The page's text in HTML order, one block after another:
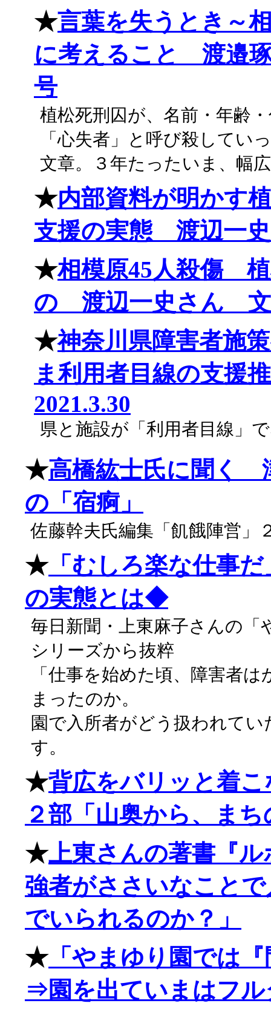
★言葉を失うとき～
に考えること 渡邉
号
植松死刑囚が、名前・年齢
「心失者」と呼び殺してい
文章。３年たったいま、幅
★内部資料が明かす
支援の実態 渡辺一
★相模原45人殺傷
の 渡辺一史さん 文
★神奈川県障害者施
ま利用者目線の支援
2021.3.30
県と施設が「利用者目線」
★高橋紘士氏に聞く
の「宿痾」
佐藤幹夫氏編集「飢餓陣営」
★「むしろ楽な仕事
の実態とは◆
毎日新聞・上東麻子さんの
シリーズから抜粹
「仕事を始めた頃、障害者
まったのか。
園で入所者がどう扱われて
す。
★背広をバリッと着
２部「山奥から、ま
★上東さんの著書『
強者がささいなこと
でいられるのか？」
★「やまゆり園では
⇒園を出ていまはフル